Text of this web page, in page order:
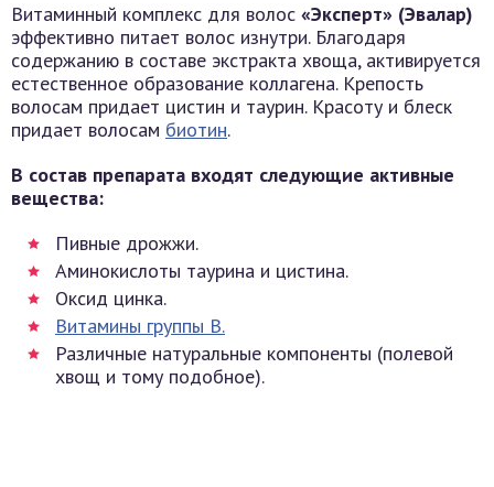
Витаминный комплекс для волос «Эксперт» (Эвалар)
эффективно питает волос изнутри. Благодаря
содержанию в составе экстракта хвоща, активируется
естественное образование коллагена. Крепость
волосам придает цистин и таурин. Красоту и блеск
придает волосам биотин.
В состав препарата входят следующие активные
вещества:
Пивные дрожжи.
Аминокислоты таурина и цистина.
Оксид цинка.
Витамины группы B.
Различные натуральные компоненты (полевой
хвощ и тому подобное).